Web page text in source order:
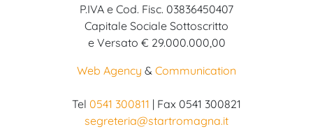
P.IVA e Cod. Fisc. 03836450407
Capitale Sociale Sottoscritto
e Versato € 29.000.000,00
Web Agency & Communication
Tel 0541 300811 | Fax 0541 300821
segreteria@startromagna.it